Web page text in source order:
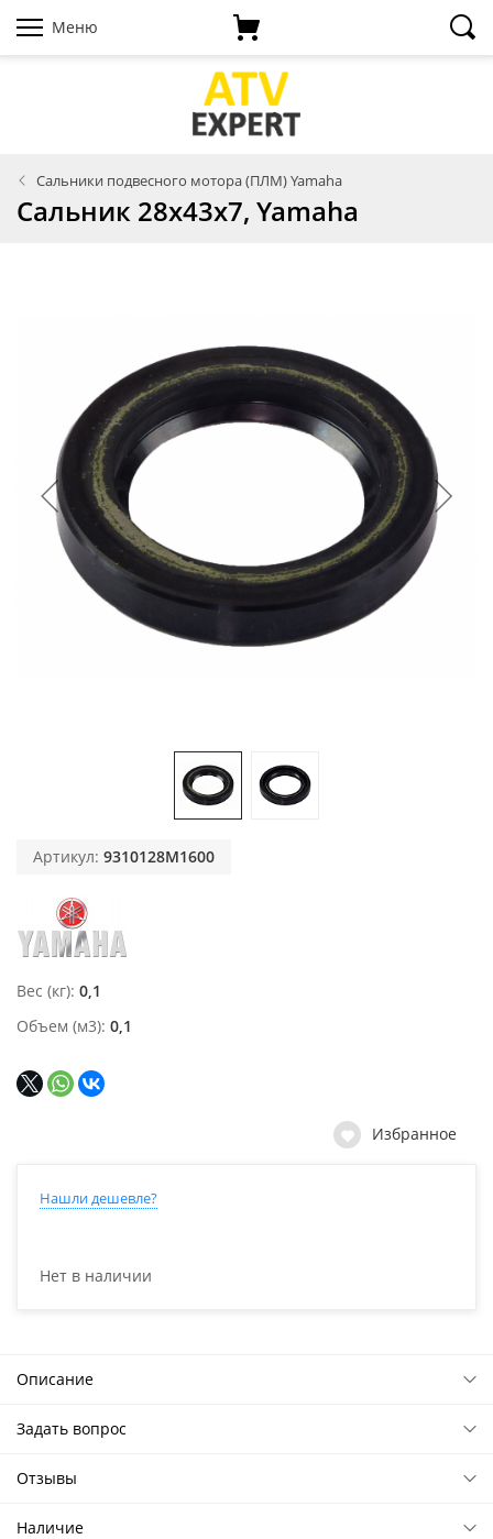
Меню
Сальники подвесного мотора (ПЛМ) Yamaha
Сальник 28x43x7, Yamaha
Артикул: 9310128M1600
Вес (кг) 0,1
Объем (м3) 0,1
Избранное
Нашли дешевле?
Нет в наличии
Описание
Задать вопрос
Отзывы
Наличие